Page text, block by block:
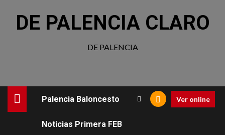
DE PALENCIA CLARO
DE PALENCIA
Palencia Baloncesto
Noticias Primera FEB
Ver online